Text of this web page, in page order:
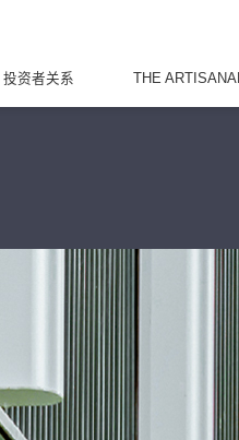
投资者关系 THE